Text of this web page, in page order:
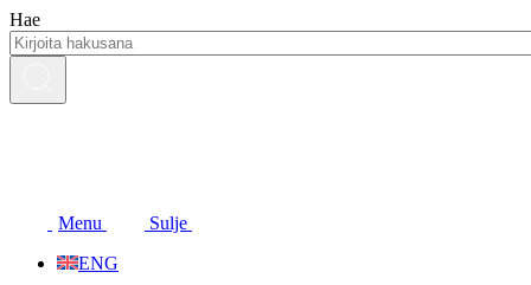
Siirry
sisältöön
Hae
Menu
Sulje
ENG